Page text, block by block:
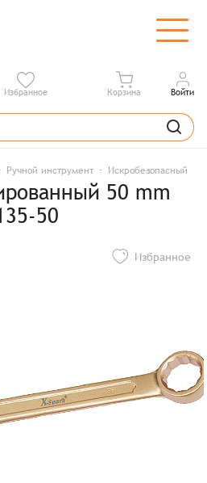
Избранное Корзина Войти
Ручной инструмент Искробезопасный
50 mm
50
Избранное